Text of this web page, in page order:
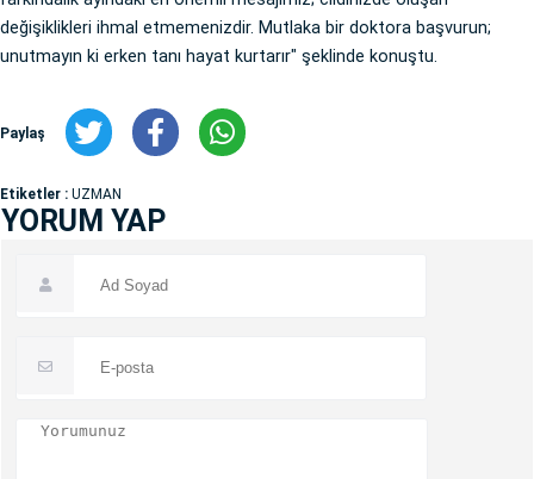
değişiklikleri ihmal etmemenizdir. Mutlaka bir doktora başvurun;
unutmayın ki erken tanı hayat kurtarır" şeklinde konuştu.
Paylaş
Etiketler : UZMAN
YORUM YAP